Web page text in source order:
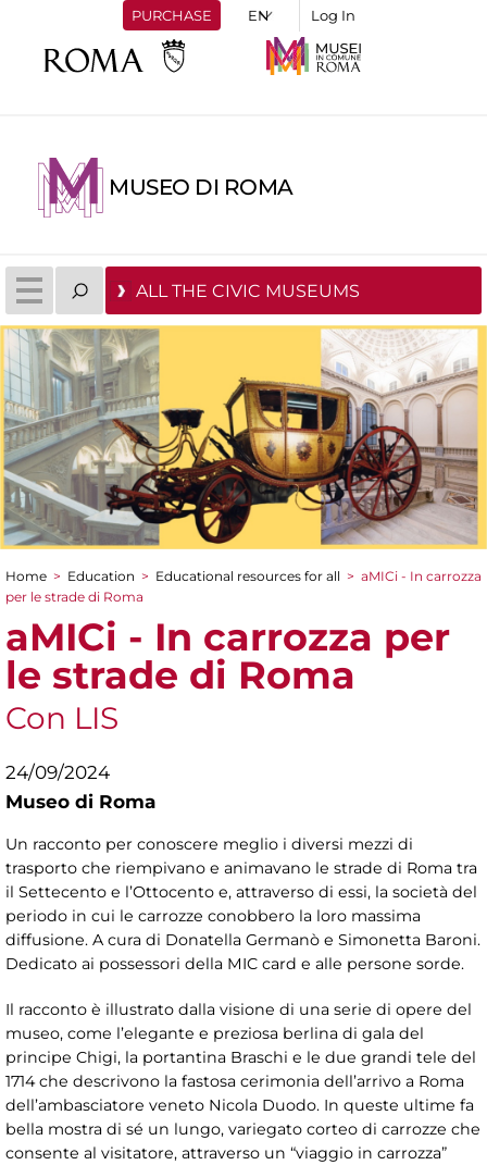
PURCHASE Log In
MUSEO DI ROMA
ALL THE CIVIC MUSEUMS
You are here
Home > Education > Educational resources for all > aMICi - In carrozza
per le strade di Roma
aMICi - In carrozza per
le strade di Roma
Con LIS
24/09/2024
Museo di Roma
Un racconto per conoscere meglio i diversi mezzi di
trasporto che riempivano e animavano le strade di Roma tra
il Settecento e l’Ottocento e, attraverso di essi, la società del
periodo in cui le carrozze conobbero la loro massima
diffusione. A cura di Donatella Germanò e Simonetta Baroni.
Dedicato ai possessori della MIC card e alle persone sorde.
Il racconto è illustrato dalla visione di una serie di opere del
museo, come l’elegante e preziosa berlina di gala del
principe Chigi, la portantina Braschi e le due grandi tele del
1714 che descrivono la fastosa cerimonia dell’arrivo a Roma
dell’ambasciatore veneto Nicola Duodo. In queste ultime fa
bella mostra di sé un lungo, variegato corteo di carrozze che
consente al visitatore, attraverso un “viaggio in carrozza”